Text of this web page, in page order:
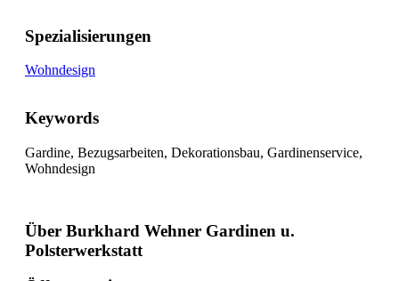
Spezialisierungen
Wohndesign
Keywords
Gardine, Bezugsarbeiten, Dekorationsbau, Gardinenservice,
Wohndesign
Über Burkhard Wehner Gardinen u.
Polsterwerkstatt